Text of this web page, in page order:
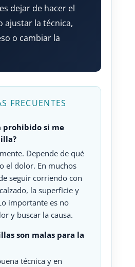
dejar de hacer el
ajustar la técnica,
o cambiar la
FRECUENTES
prohibido si me
Depende de qué
el dolor. En muchos
seguir corriendo con
la superficie y
importante es no
y buscar la causa.
son malas para la
técnica y en